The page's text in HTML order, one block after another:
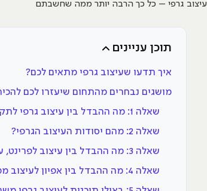
עיצוב גרפי – כל כך הרבה יותר ממה שחשבתם
תוכן עניינים
איך תדעו שעיצוב גרפי מתאים לכם?
מושגים נבחרים מהתחום שיעזרו לכם
שאלה 1: מה ההבדל בין עיצוב גרפי לתקשורת חזותית?
שאלה 2: מהם יסודות העיצוב הגרפי?
שאלה 3: מה ההבדל בין עיצוב לפרינט, עיצוב לדיגיטל וחוויית משתמש?
שאלה 4: מה ההבדל בין אפיון לעיצוב ממשקים (בין UI ל-UX)?